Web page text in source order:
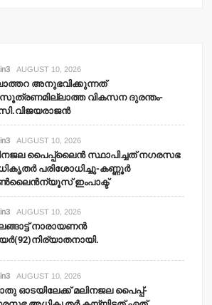
AUGUST 10, 2026
അനുഭവിക്കുന്നത്
വികസന ദുരന്തം-
AUGUST 10, 2026
പൈപ്പ്‌ലൈന്‍ സ്ഥാപിച്ചത് നഗരസഭ
പരിശോധിച്ചു-കണ്ണൂര്‍
ഇംപാക്ട്‌
AUGUST 10, 2026
നാരായണന്‍
AUGUST 10, 2026
ഓടയിലേക്ക് മലിനജല പൈപ്പ്-